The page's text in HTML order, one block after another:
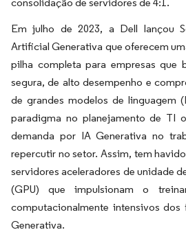
consolidação de servidores de 4:1.
Em julho de 2023, a Dell lançou
Artificial Generativa que oferecem
pilha completa para empresas que
segura, de alto desempenho e
de grandes modelos de linguagem
paradigma no planejamento de TI
demanda por IA Generativa no
repercutir no setor. Assim, tem
servidores aceleradores de unidade
(GPU) que impulsionam o
computacionalmente intensivos
Generativa.